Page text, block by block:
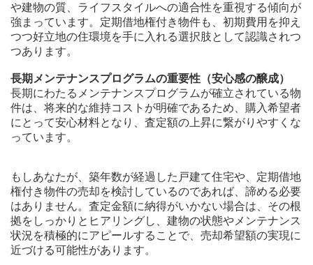
や建物の質、ライフスタイルへの適合性を重視する傾向が
強まっています。定期借地権付き物件も、初期費用を抑え
つつ好立地の住環境を手に入れる選択肢として認識されつ
つあります。
長期メンテナンスプログラムの重要性（安心感の醸成）
長期にわたるメンテナンスプログラムが確立されている物
件は、将来的な維持コストが明確であるため、購入希望者
にとって安心材料となり、査定額の上昇に繋がりやすくな
っています。
もしあなたが、築年数が経過した戸建て住宅や、定期借地
権付き物件の売却を検討しているのであれば、諦める必要
はありません。査定金額に納得がいかない場合は、その根
拠をしっかりとヒアリングし、建物の状態やメンテナンス
状況を積極的にアピールすることで、売却希望額の実現に
近づける可能性があります。